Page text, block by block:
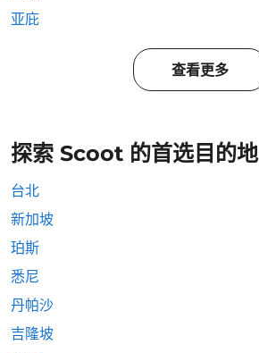
亚庇
查看更多
探索 Scoot 的首选目的地
台北
新加坡
珀斯
悉尼
丹帕沙
吉隆坡